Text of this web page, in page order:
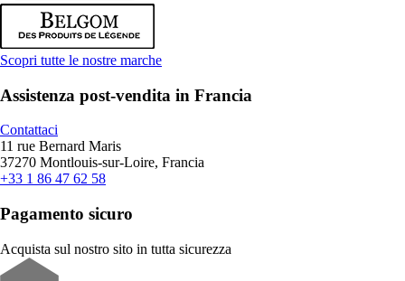
Scopri tutte le nostre marche
Assistenza post-vendita in Francia
Contattaci
11 rue Bernard Maris
37270 Montlouis-sur-Loire, Francia
+33 1 86 47 62 58
Pagamento sicuro
Acquista sul nostro sito in tutta sicurezza